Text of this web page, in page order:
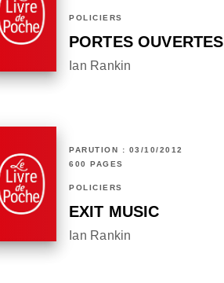
POLICIERS
PORTES OUVERTES
Ian Rankin
PARUTION : 03/10/2012
600 PAGES
POLICIERS
EXIT MUSIC
Ian Rankin